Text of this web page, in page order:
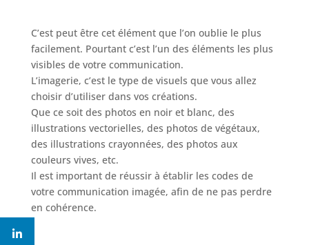
C’est peut être cet élément que l’on oublie le plus
facilement. Pourtant c’est l’un des éléments les plus
visibles de votre communication.
L’imagerie, c’est le type de visuels que vous allez
choisir d’utiliser dans vos créations.
Que ce soit des photos en noir et blanc, des
illustrations vectorielles, des photos de végétaux,
des illustrations crayonnées, des photos aux
couleurs vives, etc.
Il est important de réussir à établir les codes de
votre communication imagée, afin de ne pas perdre
en cohérence.